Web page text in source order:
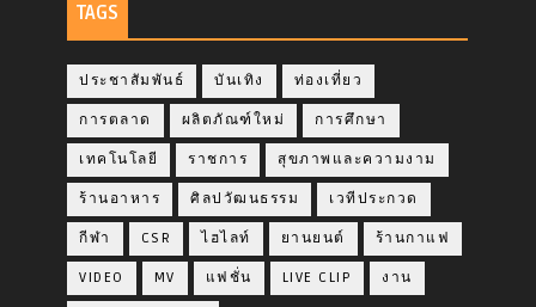
TAGS
ประชาสัมพันธ์ บันเทิง ท่องเที่ยว
การตลาด ผลิตภัณฑ์ใหม่ การศึกษา
เทคโนโลยี ราชการ สุขภาพและความงาม
ร้านอาหาร ศิลปวัฒนธรรม เวทีประกวด
กีฬา CSR ไฮไลท์ ยานยนต์ ร้านกาแฟ
VIDEO MV แฟชั่น LIVE CLIP งาน